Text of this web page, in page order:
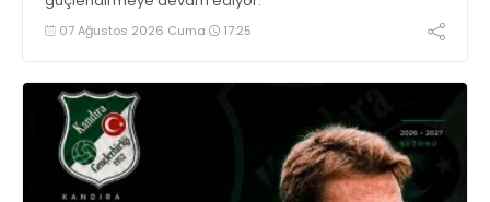
07 Ağustos 2026 Cuma 17:25